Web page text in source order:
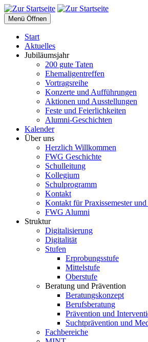
Menü Öffnen
Start
Aktuelles
Jubiläumsjahr
200 gute Taten
Ehemaligentreffen
Vortragsreihe
Konzerte und Aufführungen
Aktionen und Ausstellungen
Feste und Feierlichkeiten
Alumni-Geschichten
Kalender
Über uns
Herzlich Willkommen
FWG Geschichte
Schulleitung
Kollegium
Schulprogramm
Kontakt
Kontakt für Praxissemester
FWG Alumni
Struktur
Digitalisierung
Digitalität
Stufen
Erprobungsstufe
Mittelstufe
Oberstufe
Beratung und Prävention
Beratungskonzept
Berufsberatung
Prävention und
Suchtprävention und
Fachbereiche